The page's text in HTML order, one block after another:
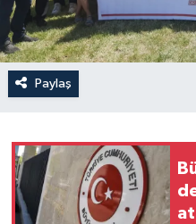
Paylaş